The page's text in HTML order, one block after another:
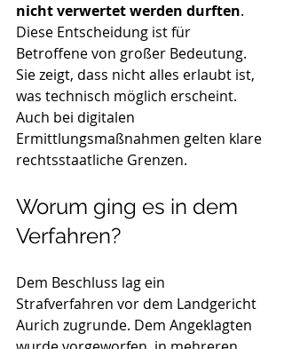
nicht verwertet werden durften.
Diese Entscheidung ist für
Betroffene von großer Bedeutung.
Sie zeigt, dass nicht alles erlaubt ist,
was technisch möglich erscheint.
Auch bei digitalen
Ermittlungsmaßnahmen gelten klare
rechtsstaatliche Grenzen.
Worum ging es in dem
Verfahren?
Dem Beschluss lag ein
Strafverfahren vor dem Landgericht
Aurich zugrunde. Dem Angeklagten